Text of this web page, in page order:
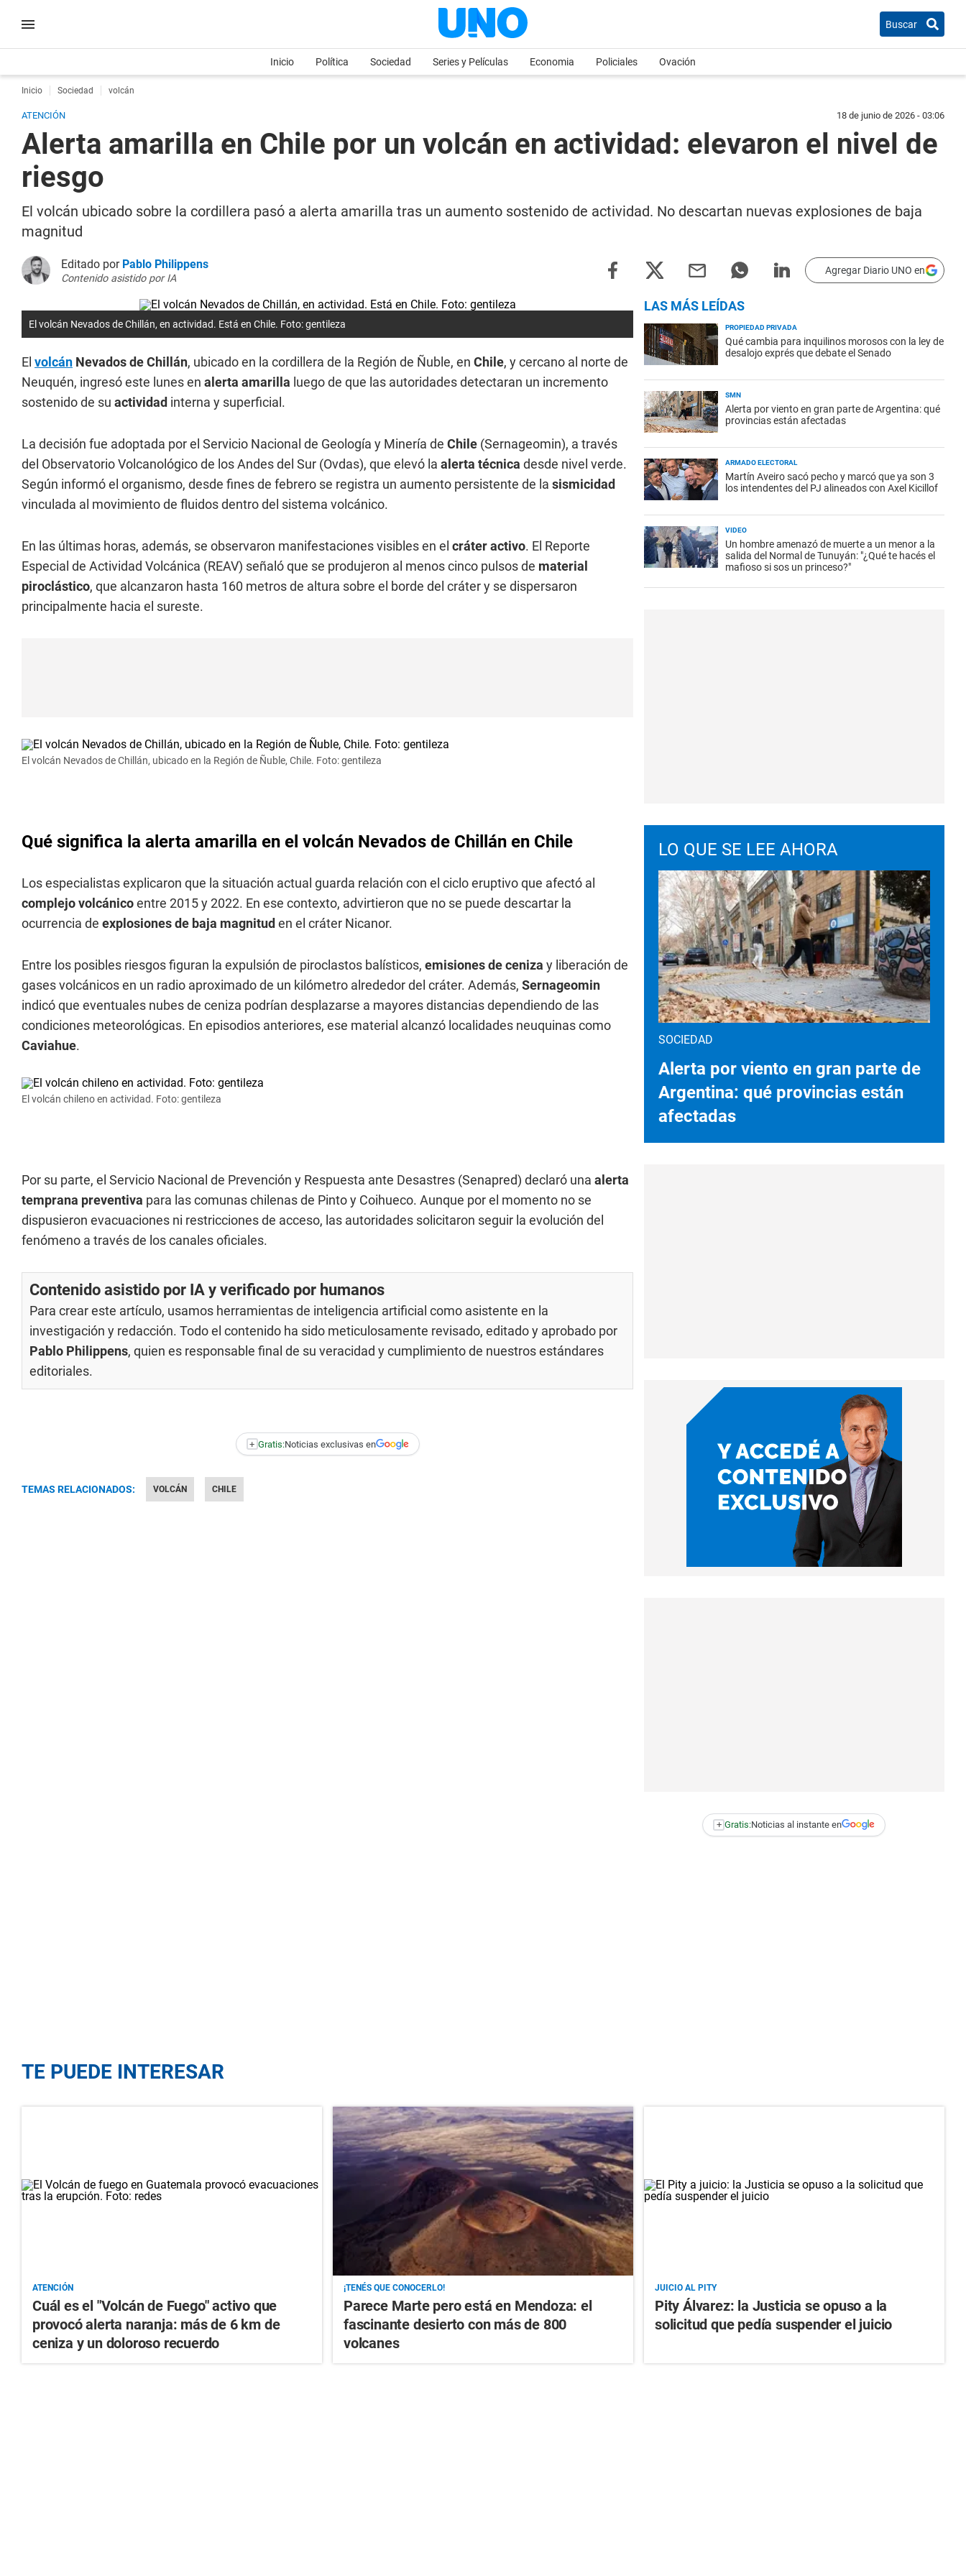
Buscar
Inicio Política Sociedad Series y Películas Economia Policiales Ovación
Inicio Sociedad volcán
ATENCIÓN 18 de junio de 2026 - 03:06
Alerta amarilla en Chile por un volcán en actividad: elevaron el nivel de
riesgo
El volcán ubicado sobre la cordillera pasó a alerta amarilla tras un aumento sostenido de actividad. No descartan nuevas explosiones de baja
magnitud
Editado por Pablo Philippens
Contenido asistido por IA
Agregar Diario UNO en
El volcán Nevados de Chillán, en actividad. Está en Chile. Foto: gentileza
El volcán Nevados de Chillán, ubicado en la cordillera de la Región de Ñuble, en Chile, y cercano al norte de
Neuquén, ingresó este lunes en alerta amarilla luego de que las autoridades detectaran un incremento
sostenido de su actividad interna y superficial.
La decisión fue adoptada por el Servicio Nacional de Geología y Minería de Chile (Sernageomin), a través
del Observatorio Volcanológico de los Andes del Sur (Ovdas), que elevó la alerta técnica desde nivel verde.
Según informó el organismo, desde fines de febrero se registra un aumento persistente de la sismicidad
vinculada al movimiento de fluidos dentro del sistema volcánico.
En las últimas horas, además, se observaron manifestaciones visibles en el cráter activo. El Reporte
Especial de Actividad Volcánica (REAV) señaló que se produjeron al menos cinco pulsos de material
piroclástico, que alcanzaron hasta 160 metros de altura sobre el borde del cráter y se dispersaron
principalmente hacia el sureste.
El volcán Nevados de Chillán, ubicado en la Región de Ñuble, Chile. Foto: gentileza
Qué significa la alerta amarilla en el volcán Nevados de Chillán en Chile
Los especialistas explicaron que la situación actual guarda relación con el ciclo eruptivo que afectó al
complejo volcánicoentre 2015 y 2022. En ese contexto, advirtieron que no se puede descartar la
ocurrencia de explosiones de baja magnitud en el cráter Nicanor.
Entre los posibles riesgos figuran la expulsión de piroclastos balísticos, emisiones de ceniza y liberación de
gases volcánicos en un radio aproximado de un kilómetro alrededor del cráter. Además, Sernageomin
indicó que eventuales nubes de ceniza podrían desplazarse a mayores distancias dependiendo de las
condiciones meteorológicas. En episodios anteriores, ese material alcanzó localidades neuquinas como
Caviahue.
El volcán chileno en actividad. Foto: gentileza
Por su parte, el Servicio Nacional de Prevención y Respuesta ante Desastres (Senapred) declaró una alerta
temprana preventiva para las comunas chilenas de Pinto y Coihueco. Aunque por el momento no se
dispusieron evacuaciones ni restricciones de acceso, las autoridades solicitaron seguir la evolución del
fenómeno a través de los canales oficiales.
Contenido asistido por IA y verificado por humanos
Para crear este artículo, usamos herramientas de inteligencia artificial como asistente en la
investigación y redacción. Todo el contenido ha sido meticulosamente revisado, editado y aprobado por
Pablo Philippens, quien es responsable final de su veracidad y cumplimiento de nuestrosestándares
editoriales.
+ Gratis:Noticias exclusivas en
TEMAS RELACIONADOS: VOLCÁN CHILE
LAS MÁS LEÍDAS
PROPIEDAD PRIVADA
Qué cambia para inquilinos morosos con la ley de
desalojo exprés que debate el Senado
SMN
Alerta por viento en gran parte de Argentina: qué
provincias están afectadas
ARMADO ELECTORAL
Martín Aveiro sacó pecho y marcó que ya son 3
los intendentes del PJ alineados con Axel Kicillof
VIDEO
Un hombre amenazó de muerte a un menor a la
salida del Normal de Tunuyán: "¿Qué te hacés el
mafioso si sos un princeso?"
LO QUE SE LEE AHORA
SOCIEDAD
Alerta por viento en gran parte de
Argentina: qué provincias están
afectadas
+ Gratis:Noticias al instante en
TE PUEDE INTERESAR
ATENCIÓN
Cuál es el "Volcán de Fuego" activo que
provocó alerta naranja: más de 6 km de
ceniza y un doloroso recuerdo
¡TENÉS QUE CONOCERLO!
Parece Marte pero está en Mendoza: el
fascinante desierto con más de 800
volcanes
JUICIO AL PITY
Pity Álvarez: la Justicia se opuso a la
solicitud que pedía suspender el juicio